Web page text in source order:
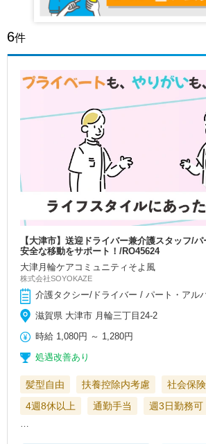
6件
【大津市】送迎ドライバー兼介護スタッフ/
安全な移動をサポート！/RO45624
大津月輪ケアコミュニティそよ風
株式会社SOYOKAZE
介護タクシー/ドライバー / パート・アル
滋賀県 大津市 月輪三丁目24-2
時給 1,080円 ～ 1,280円
処遇改善あり
髪型自由 扶養控除内考慮
社会保
4週8休以上
通勤手当 週3日勤務可